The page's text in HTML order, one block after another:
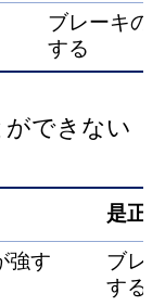
ブレーキの
する
できない
是正
強す
ブレ
する